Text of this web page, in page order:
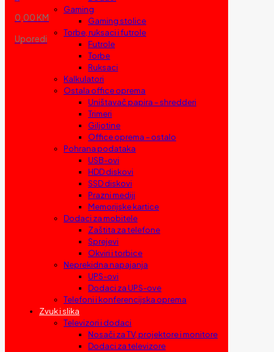
0,00 KM
Uporedi
Gaming
Gaming stolice
Torbe, ruksaci i futrole
Futrole
Torbe
Ruksaci
Kalkulatori
Ostala office oprema
Uništavač papira – shredderi
Trimeri
Giljotine
Office oprema – ostalo
Pohrana podataka
USB-ovi
HDD diskovi
SSD diskovi
Prazni mediji
Memorijske kartice
Dodaci za mobitele
Zaštita za telefone
Sprejevi
Okviri i torbice
Neprekidna napajanja
UPS-ovi
Dodaci za UPS-ove
Telefoni i konferencijska oprema
Zvuk i slika
Televizori i dodaci
Nosači za TV, projektore i monitore
Dodaci za televizore